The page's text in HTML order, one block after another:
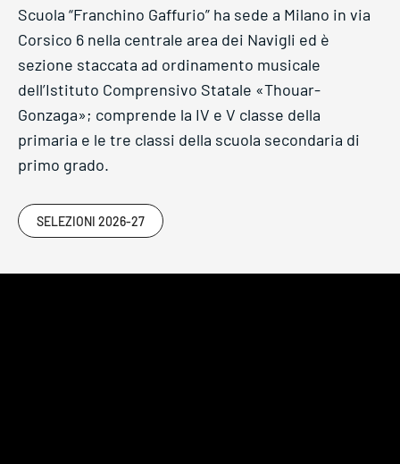
Scuola “Franchino Gaffurio” ha sede a Milano in via
Corsico 6 nella centrale area dei Navigli ed è
sezione staccata ad ordinamento musicale
dell’Istituto Comprensivo Statale «Thouar-
Gonzaga»; comprende la IV e V classe della
primaria e le tre classi della scuola secondaria di
primo grado.
SELEZIONI 2026-27